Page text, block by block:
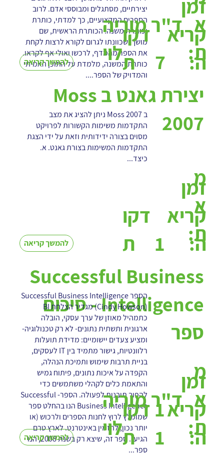
יצירתיים, מסתגלים ומבוססי אדם. לרוב
הספרים המקצועיים, כך למדתי, כותרת
וכותרת משנה. הכותרת הראשית, שם
מושך, שכוונתו לגרום לקורא לרצות לקחת
את הספר מהמדף, לרכשו ואולי אף לקראו.
כותרת המשנה, מלמדת על התוכן האמיתי
והמדויק של הספר....
ד"ר מוריה
לוי
א
ת:
להמשך קריאה
דקו
ת
זמן
קריא
ה:
7
יצירת גאנט ב Moss
2007
ב Moss 2007 ניתן להציג את מצב
התקדמות משימות הקשורות לפרויקט
מסוים בצורה ידידותית וזאת על ידי הצגת
התקדמות המשימות בצורת גאנט. א.
כיצד...
מ
א
ת:
להמשך קריאה
דקו
ת
זמן
קריא
ה:
1
Successful Business
Intelligence - סיכום
ספר
הספר Successful Business Intelligence
(Cindy Howson) מגדיר הצלחת BI
כתמהיל מאוזן של ערך עסקי, הובלה
ארגונית ותשתית נתונים- לא רק טכנולוגיה-
ומציע צעדים יישומיים: מדידת תועלות
רלוונטיות, גישור מתמיד בין IT לעסקים,
בניית תרבות שימוש ותמיכת הנהלה,
הקפדה על איכות נתונים, פיתוח גמיש
והתאמת כלים לקהלי משתמשים כדי
להפוך תובנות לפעולה. הספר- Successful
Business Intelligence הנו בהחלט ספר
שמומלץ לרוץ לחנות הספרים ולרכוש (או
יותר נכון, להזמין באינטרנט. לארץ טרם
הגיע). ספר זה, שיצא רק בשנת 2008, הנו
ספר...
ד"ר מוריה
לוי
מ
א
ת:
להמשך קריאה
דקו
ת
זמן
קריא
ה:
1
1